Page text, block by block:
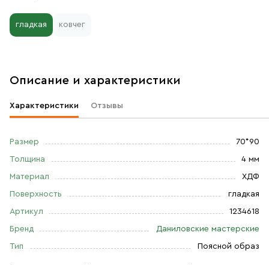
гладкая ковчег
Описание и характеристики
Характеристики Отзывы
Размер 70*90
Толщина 4 мм
Материал ХДФ
Поверхность гладкая
Артикул 1234618
Бренд Даниловские мастерские
Тип Поясной образ